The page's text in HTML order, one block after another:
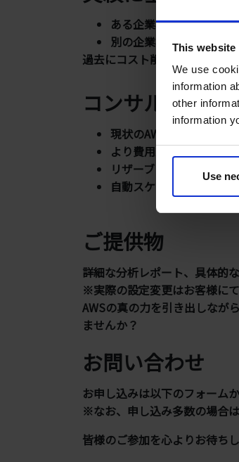
This website
We use
information
other
information
Use
ある企業様では、AWS
別の企業様では、月額
過去にコスト削減を成功させ
コンサルティン
現状のAWS利用状況の詳
より費用対効果の高い
リザーブドインスタンス
自動スケーリングやスポ
ご提供物
詳細な分析レポート、具体的
※実際の設定変更はお客様にて
AWSの真の力を引き出しなが
ませんか？
お問い合わせ
お申し込みは以下のフォーム
※なお、申し込み多数の場合
皆様のご参加を心よりお待ちし